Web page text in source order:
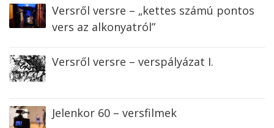
Versről versre – „kettes számú pontos
vers az alkonyatról”
Versről versre – verspályázat I.
Jelenkor 60 – versfilmek